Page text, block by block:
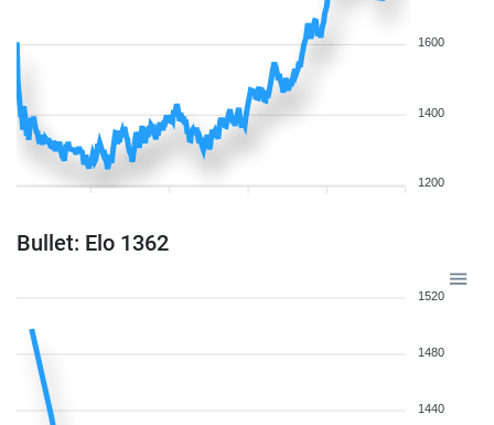
1600
1400
1200
Bullet: Elo 1362
1520
1480
1440